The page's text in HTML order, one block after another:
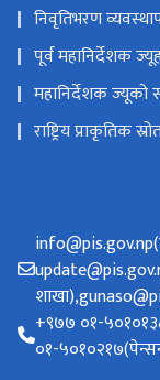
निवृतिभरण
पूर्व महानिर्देशक
महानिर्देशक ज्यूको
राष्ट्रिय प्राकृतिक
+‌‌९७७ ०१-
०१-